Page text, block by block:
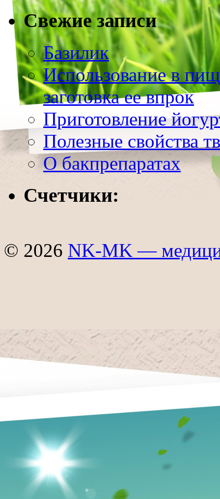
Свежие записи
Базилик
Использование в
заготовка ее впрок
Приготовление
Полезные свойства
О бакпрепаратах
Счетчики:
© 2026 NK-MK —